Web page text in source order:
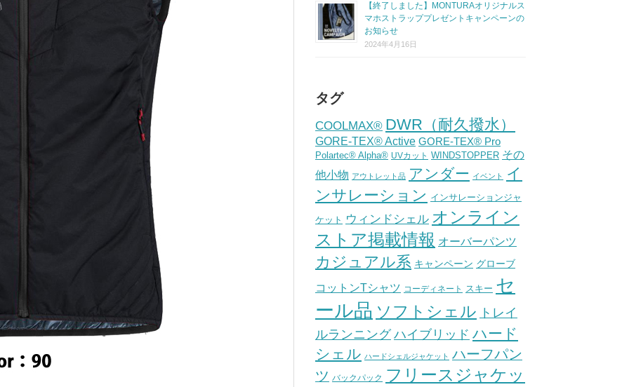
【終了しました】MONTURAオリジナルス
マホストラッププレゼントキャンペーンの
お知らせ
2024年4月16日
タグ
COOLMAX® DWR（耐久撥水）
GORE-TEX® Active GORE-TEX® Pro
Polartec® Alpha® UVカット WINDSTOPPER その
他小物 アウトレット品 アンダー イベント
イ
ンサレーション インサレーションジャ
ケット ウィンドシェル オンライン
ストア掲載情報 オーバーパンツ
カジュアル系 キャンペーン グローブ
コットンTシャツ コーディネート スキー セ
ール品 ソフトシェル トレイ
ルランニング ハイブリッド ハード
シェル ハードシェルジャケット ハーフパン
ツ バックパック
フリースジャケッ